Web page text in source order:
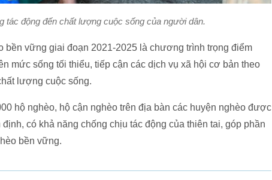
tác động đến chất lượng cuộc sống của người dân.
bền vững giai đoạn 2021-2025 là chương trình trọng điểm
mức sống tối thiểu, tiếp cận các dịch vụ xã hội cơ bản theo
lượng cuộc sống.
hộ nghèo, hộ cận nghèo trên địa bàn các huyện nghèo được
có khả năng chống chịu tác động của thiên tai, góp phần
bền vững.